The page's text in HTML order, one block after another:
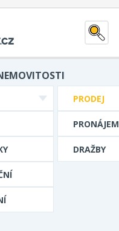
PRODEJ
PRONÁJEM
DRAŽBY